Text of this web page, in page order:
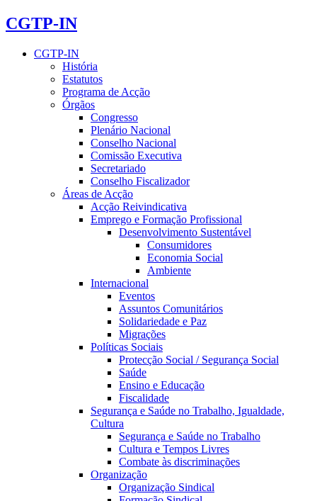
CGTP-IN
CGTP-IN
História
Estatutos
Programa de Acção
Órgãos
Congresso
Plenário Nacional
Conselho Nacional
Comissão Executiva
Secretariado
Conselho Fiscalizador
Áreas de Acção
Acção Reivindicativa
Emprego e Formação Profissional
Desenvolvimento Sustentável
Consumidores
Economia Social
Ambiente
Internacional
Eventos
Assuntos Comunitários
Solidariedade e Paz
Migrações
Políticas Sociais
Protecção Social / Segurança Social
Saúde
Ensino e Educação
Fiscalidade
Segurança e Saúde no Trabalho, Igualdade,
Cultura
Segurança e Saúde no Trabalho
Cultura e Tempos Livres
Combate às discriminações
Organização
Organização Sindical